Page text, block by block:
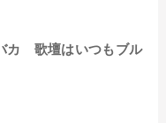
カ 歌壇はいつもブル